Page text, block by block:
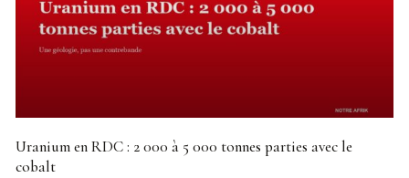
Uranium en RDC : 2 000 à 5 000 tonnes parties avec le
cobalt